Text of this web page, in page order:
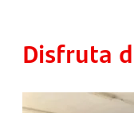
Disfruta